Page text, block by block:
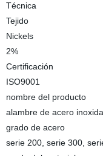
Técnica
Tejido
Nickels
2%
Certificación
ISO9001
nombre del producto
alambre de acero
grado de acero
serie 200, serie 300,